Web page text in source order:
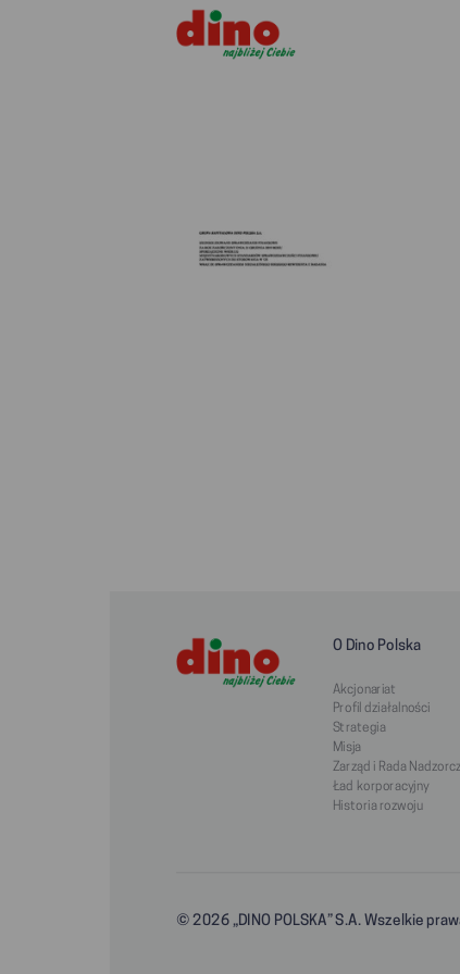
O Dino Polska
Akcjonariat
Profil działalności
Strategia
Misja
Zarząd i Rada
Ład korporacyjny
Historia rozwoju
© 2026 „DINO POLSKA” S.A. Wszelkie